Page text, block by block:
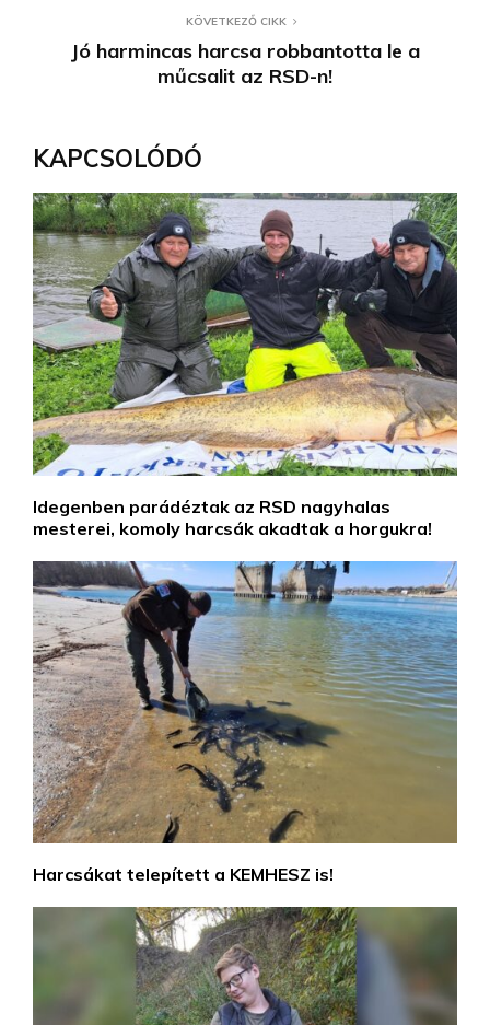
KÖVETKEZŐ CIKK
Jó harmincas harcsa robbantotta le a
műcsalit az RSD-n!
KAPCSOLÓDÓ
Idegenben parádéztak az RSD nagyhalas
mesterei, komoly harcsák akadtak a horgukra!
Harcsákat telepített a KEMHESZ is!